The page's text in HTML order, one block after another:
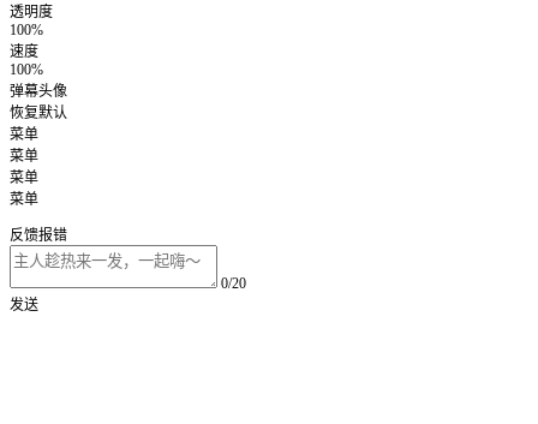
透明度
100%
速度
100%
弹幕头像
恢复默认
菜单
菜单
菜单
菜单
反馈报错
0/20
发送